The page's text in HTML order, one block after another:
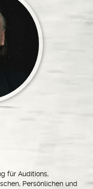
für Auditions,
Persönlichen und